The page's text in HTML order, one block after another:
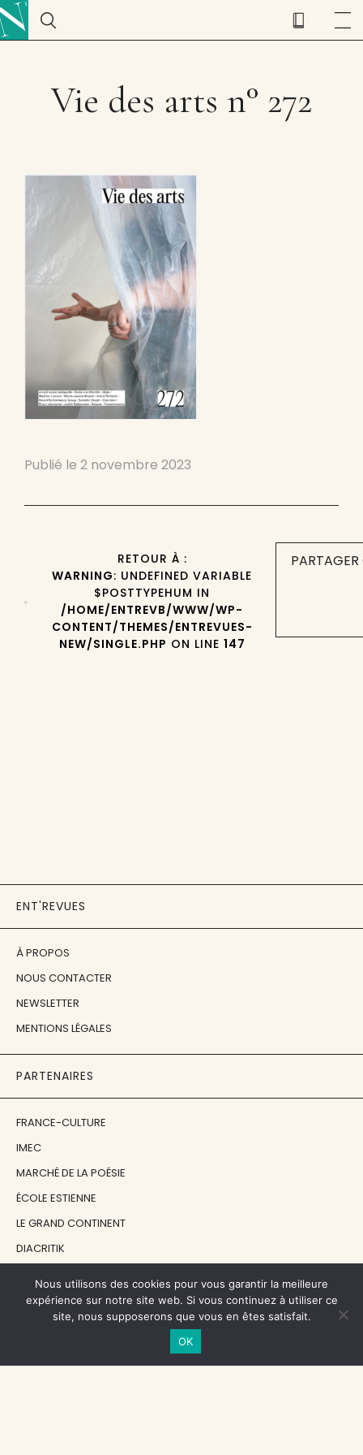
Vie des arts n° 272
Publié le 2 novembre 2023
RETOUR À :
WARNING: UNDEFINED VARIABLE
$POSTTYPEHUM IN
/HOME/ENTREVB/WWW/WP-
CONTENT/THEMES/ENTREVUES-
NEW/SINGLE.PHP ON LINE 147
ENT'REVUES
À PROPOS
NOUS CONTACTER
NEWSLETTER
MENTIONS LÉGALES
PARTENAIRES
FRANCE-CULTURE
IMEC
MARCHÉ DE LA POÉSIE
ÉCOLE ESTIENNE
LE GRAND CONTINENT
DIACRITIK
NOS SOUTIENS
CENTRE NATIONAL DU LIVRE
Nous utilisons des cookies pour vous garantir la meilleure
expérience sur notre site web. Si vous continuez à utiliser ce
site, nous supposerons que vous en êtes satisfait.
OK